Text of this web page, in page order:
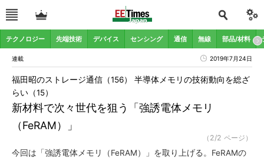
テクノロジー 先端技術 デバイス センシング 通信 無線 部品/材料
連載 2019年7月24日
新材料で次々世代を狙う「強誘電体メモリ
（FeRAM）」
福田昭のストレージ通信（156） 半導体メモリの技術動向を総ざ
らい（15）
（2/2 ページ）
今回は「強誘電体メモリ（FeRAM）」を取り上げる。FeRAMの